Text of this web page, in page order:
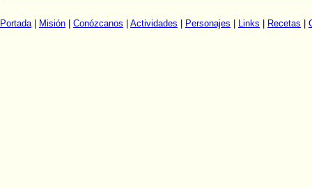
Portada| Misión Conózcanos Actividades Personajes Links Recetas